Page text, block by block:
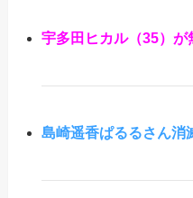
宇多田ヒカル（35）が
島崎遥香ぱるるさん消